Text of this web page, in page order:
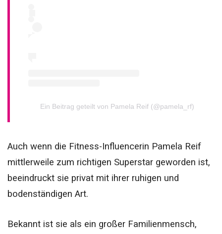
Ein Beitrag geteilt von Pamela Reif (@pamela_rf)
Auch wenn die Fitness-Influencerin Pamela Reif
mittlerweile zum richtigen Superstar geworden ist,
beeindruckt sie privat mit ihrer ruhigen und
bodenständigen Art.
Bekannt ist sie als ein großer Familienmensch,